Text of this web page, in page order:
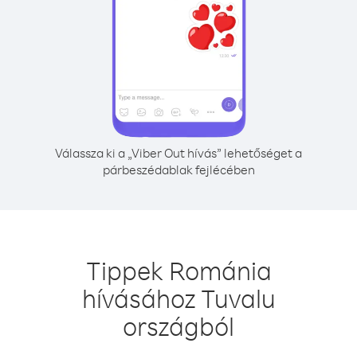
Válassza ki a „Viber Out hívás” lehetőséget a
párbeszédablak fejlécében
Tippek Románia
hívásához Tuvalu
országból